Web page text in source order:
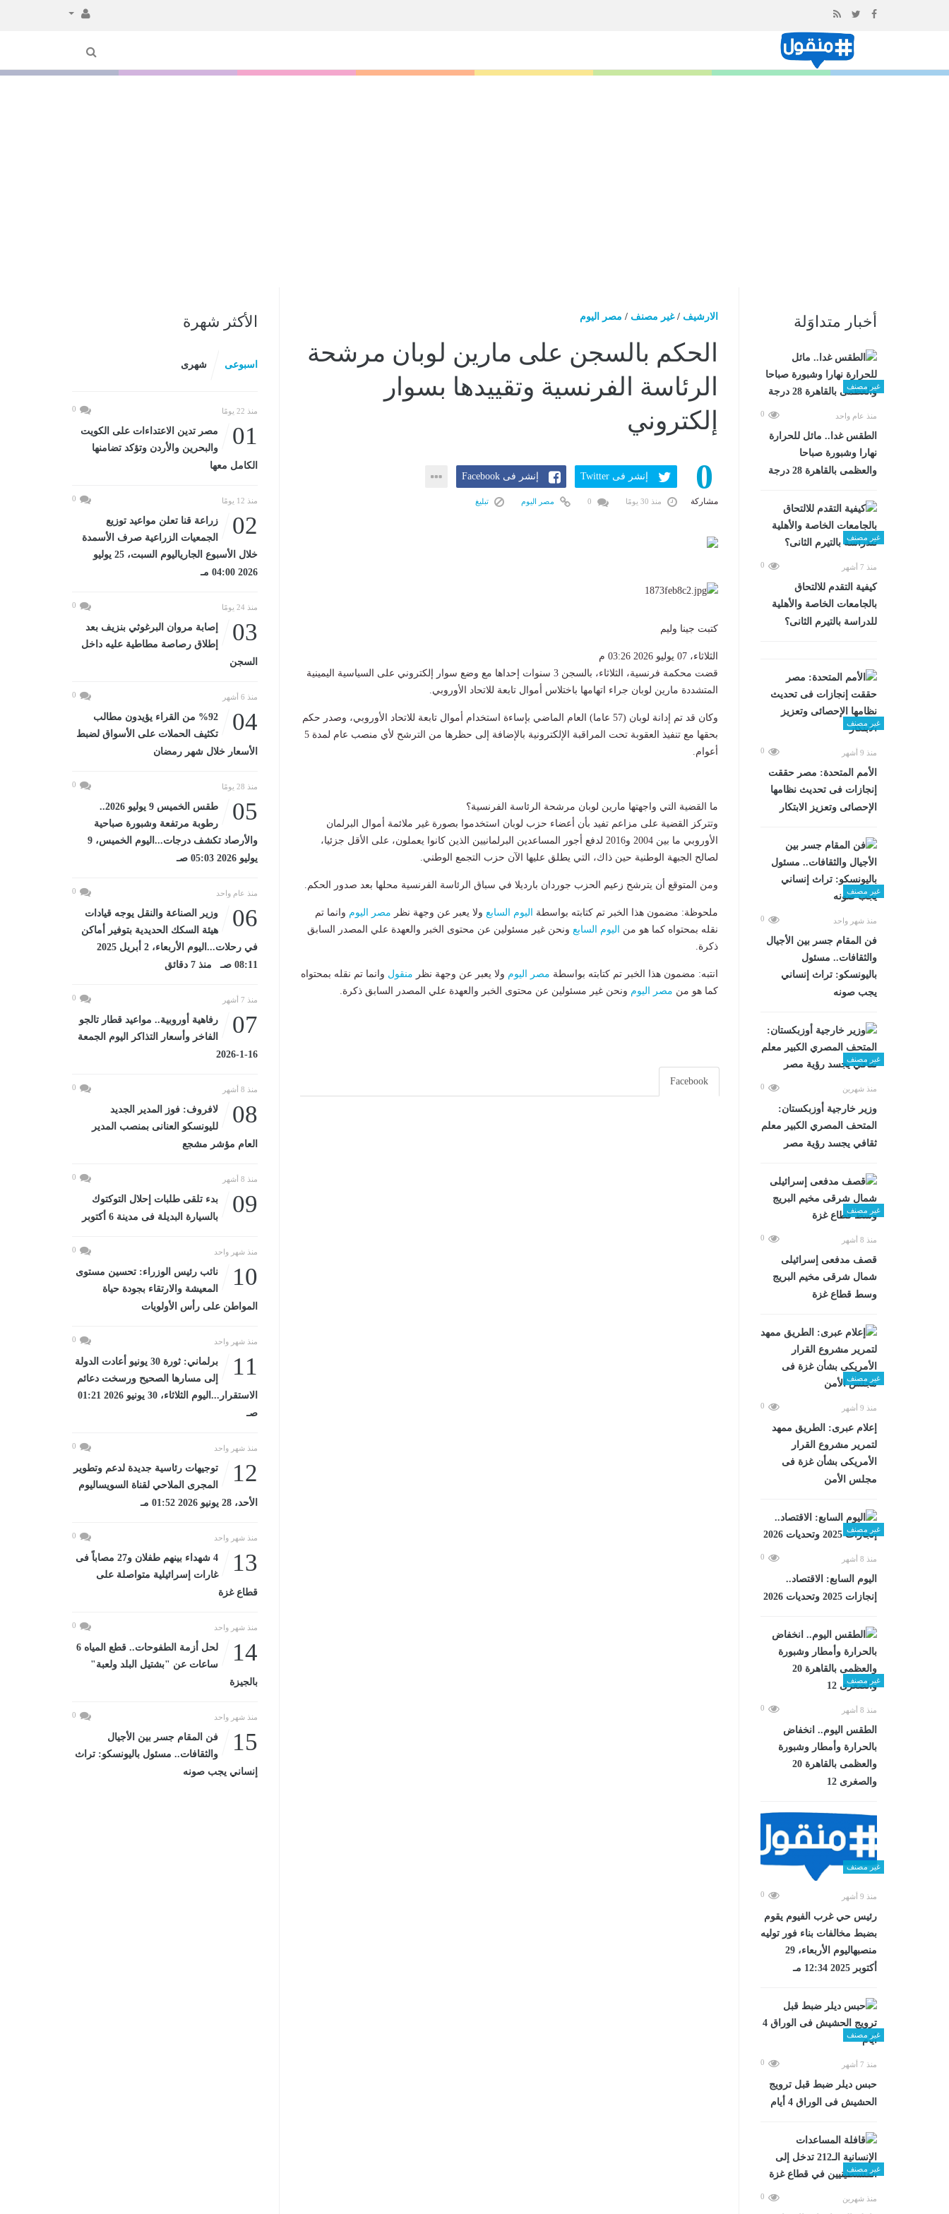
المحتوى
أخبار متداوَلة
غير مصنف
منذ عام واحد 0
الطقس غدا.. مائل للحرارة
نهارا وشبورة صباحا
والعظمى بالقاهرة 28 درجة
غير مصنف
منذ 7 أشهر 0
كيفية التقدم للالتحاق
بالجامعات الخاصة والأهلية
للدراسة بالتيرم الثانى؟
غير مصنف
منذ 9 أشهر 0
الأمم المتحدة: مصر حققت
إنجازات فى تحديث نظامها
الإحصائى وتعزيز الابتكار
غير مصنف
منذ شهر واحد 0
فن المقام جسر بين الأجيال
والثقافات.. مسئول
باليونسكو: تراث إنساني
يجب صونه
غير مصنف
منذ شهرين 0
وزير خارجية أوزبكستان:
المتحف المصري الكبير معلم
ثقافي يجسد رؤية مصر
غير مصنف
منذ 8 أشهر 0
قصف مدفعى إسرائيلى
شمال شرقى مخيم البريج
وسط قطاع غزة
غير مصنف
منذ 9 أشهر 0
إعلام عبرى: الطريق ممهد
لتمرير مشروع القرار
الأمريكى بشأن غزة فى
مجلس الأمن
غير مصنف
منذ 8 أشهر 0
اليوم السابع: الاقتصاد..
إنجازات 2025 وتحديات 2026
غير مصنف
منذ 8 أشهر 0
الطقس اليوم.. انخفاض
بالحرارة وأمطار وشبورة
والعظمى بالقاهرة 20
والصغرى 12
غير مصنف
منذ 9 أشهر 0
رئيس حي غرب الفيوم يقوم
بضبط مخالفات بناء فور توليه
منصبهاليوم الأربعاء، 29
أكتوبر 2025 12:34 مـ
غير مصنف
منذ 7 أشهر 0
حبس ديلر ضبط قبل ترويج
الحشيش فى الوراق 4 أيام
غير مصنف
منذ شهرين 0
الارشيف /غير مصنف / مصر اليوم
الحكم بالسجن على مارين لوبان مرشحة
الرئاسة الفرنسية وتقييدها بسوار
إلكتروني
0
مشاركة
إنشر فى Twitter إنشر فى Facebook
منذ 30 يومًا مصر اليوم تبليغ
كتبت جينا وليم
الثلاثاء، 07 يوليو 2026 03:26 م
قضت محكمة فرنسية، الثلاثاء، بالسجن 3 سنوات إحداها مع وضع سوار إلكتروني على السياسية اليمينية
المتشددة مارين لوبان جراء اتهامها باختلاس أموال تابعة للاتحاد الأوروبي.
وكان قد تم إدانة لوبان (57 عاما) العام الماضي بإساءة استخدام أموال تابعة للاتحاد الأوروبي، وصدر حكم
بحقها مع تنفيذ العقوبة تحت المراقبة الإلكترونية بالإضافة إلى حظرها من الترشح لأي منصب عام لمدة 5
أعوام.
ما القضية التي واجهتها مارين لوبان مرشحة الرئاسة الفرنسية؟
وتتركز القضية على مزاعم تفيد بأن أعضاء حزب لوبان استخدموا بصورة غير ملائمة أموال البرلمان
الأوروبي ما بين 2004 و2016 لدفع أجور المساعدين البرلمانيين الذين كانوا يعملون، على الأقل جزئيا،
لصالح الجبهة الوطنية حين ذاك، التي يطلق عليها الآن حزب التجمع الوطني.
ومن المتوقع أن يترشح زعيم الحزب جوردان بارديلا في سباق الرئاسة الفرنسية محلها بعد صدور الحكم.
ملحوظة: مضمون هذا الخبر تم كتابته بواسطة اليوم السابع ولا يعبر عن وجهة نظر مصر اليوم وانما تم
نقله بمحتواه كما هو من
اليوم السابع ونحن غير مسئولين عن محتوى الخبر والعهدة علي المصدر السابق
ذكرة.
انتبه: مضمون هذا الخبر تم كتابته بواسطة مصر اليوم ولا يعبر عن وجهة نظر منقول وانما تم نقله بمحتواه
كما هو من مصر اليوم ونحن غير مسئولين عن محتوى الخبر والعهدة علي المصدر السابق ذكرة.
Facebook
الأكثر شهرة
اسبوعى شهرى
منذ 22 يومًا 0
01
مصر تدين الاعتداءات على الكويت
والبحرين والأردن وتؤكد تضامنها
الكامل معها
منذ 12 يومًا 0
02
زراعة قنا تعلن مواعيد توزيع
الجمعيات الزراعية صرف الأسمدة
خلال الأسبوع الجارياليوم السبت، 25 يوليو
2026 04:00 مـ
منذ 24 يومًا 0
03
إصابة مروان البرغوثي بنزيف بعد
إطلاق رصاصة مطاطية عليه داخل
السجن
منذ 6 أشهر 0
04
%92 من القراء يؤيدون مطالب
تكثيف الحملات على الأسواق لضبط
الأسعار خلال شهر رمضان
منذ 28 يومًا 0
05
طقس الخميس 9 يوليو 2026..
رطوبة مرتفعة وشبورة صباحية
والأرصاد تكشف درجات...اليوم الخميس، 9
يوليو 2026 05:03 صـ
منذ عام واحد 0
06
وزير الصناعة والنقل يوجه قيادات
هيئة السكك الحديدية بتوفير أماكن
في رحلات...اليوم الأربعاء، 2 أبريل 2025
08:11 صـ منذ 7 دقائق
منذ 7 أشهر 0
07
رفاهية أوروبية.. مواعيد قطار تالجو
الفاخر وأسعار التذاكر اليوم الجمعة
16-1-2026
منذ 8 أشهر 0
08
لافروف: فوز المدير الجديد
لليونسكو العنانى بمنصب المدير
العام مؤشر مشجع
منذ 8 أشهر 0
09
بدء تلقى طلبات إحلال التوكتوك
بالسيارة البديلة فى مدينة 6 أكتوبر
منذ شهر واحد 0
10
نائب رئيس الوزراء: تحسين مستوى
المعيشة والارتقاء بجودة حياة
المواطن على رأس الأولويات
منذ شهر واحد 0
11
برلماني: ثورة 30 يونيو أعادت الدولة
إلى مسارها الصحيح ورسخت دعائم
الاستقرار...اليوم الثلاثاء، 30 يونيو 2026 01:21
صـ
منذ شهر واحد 0
12
توجيهات رئاسية جديدة لدعم وتطوير
المجرى الملاحي لقناة السويساليوم
الأحد، 28 يونيو 2026 01:52 مـ
منذ شهر واحد 0
13
4 شهداء بينهم طفلان و27 مصاباً فى
غارات إسرائيلية متواصلة على
قطاع غزة
منذ شهر واحد 0
14
لحل أزمة الطفوحات.. قطع المياه 6
ساعات عن "بشتيل البلد ولعبة"
بالجيزة
منذ شهر واحد 0
15
فن المقام جسر بين الأجيال
والثقافات.. مسئول باليونسكو: تراث
إنساني يجب صونه